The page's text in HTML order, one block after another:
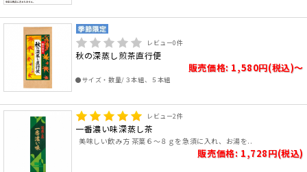
レビュー0件
秋の深蒸し煎茶直行便
販売価格: 1,580円(税込)～
●サイズ・数量/３本組、５本組
レビュー2件
一番濃い味深蒸し茶
美味しい飲み方 茶葉６～８ｇを急須に入れ、お湯を..
販売価格: 1,728円(税込)